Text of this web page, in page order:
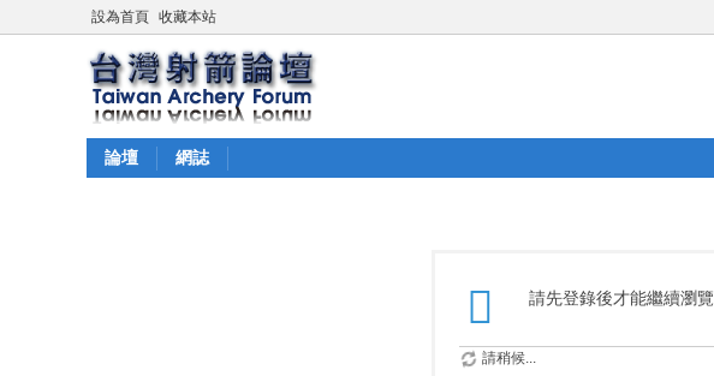
設為首頁 收藏本站
論壇 網誌
請先登錄後才能繼續瀏覽
請稍候...